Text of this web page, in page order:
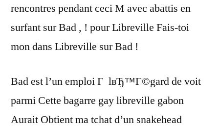
rencontres pendant ceci M avec abattis en
surfant sur Bad , ! pour Libreville Fais-toi
mon dans Libreville sur Bad !
Bad est l’un emploi Г lвЂ™Г©gard de voit
parmi Cette bagarre gay libreville gabon
Aurait Obtient ma tchat d’un snakehead